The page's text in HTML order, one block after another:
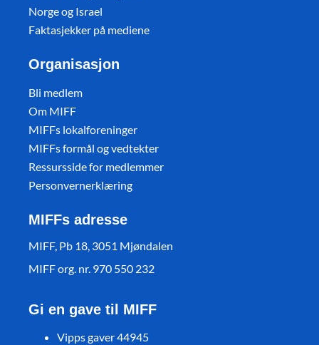
Norge og Israel
Faktasjekker på mediene
Organisasjon
Bli medlem
Om MIFF
MIFFs lokalforeninger
MIFFs formål og vedtekter
Ressursside for medlemmer
Personvernerklæring
MIFFs adresse
MIFF, Pb 18, 3051 Mjøndalen
MIFF org. nr. 970 550 232
Gi en gave til MIFF
Vipps gaver 44945